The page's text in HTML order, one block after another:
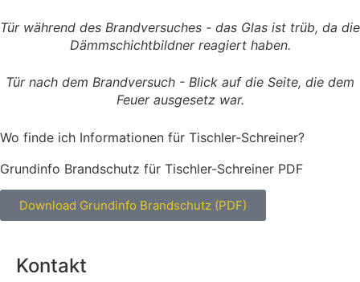
Tür während des Brandversuches - das Glas ist trüb, da die
Dämmschichtbildner reagiert haben.
Tür nach dem Brandversuch - Blick auf die Seite, die dem
Feuer ausgesetz war.
Wo finde ich Informationen für Tischler-Schreiner?
Grundinfo Brandschutz für Tischler-Schreiner PDF
Download Grundinfo Brandschutz (PDF)
Kontakt